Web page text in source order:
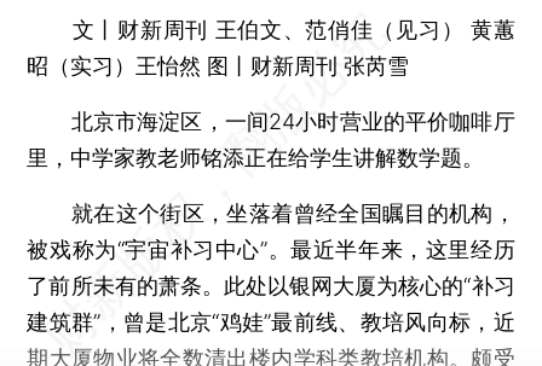
文丨财新周刊 王伯文、范俏佳（见习） 黄蕙
昭（实习）王怡然 图丨财新周刊 张芮雪
北京市海淀区，一间24小时营业的平价咖啡厅
里，中学家教老师铭添正在给学生讲解数学题。
就在这个街区，坐落着曾经全国瞩目的机构，
被戏称为“宇宙补习中心”。最近半年来，这里经历
了前所未有的萧条。此处以银网大厦为核心的“补习
建筑群”，曾是北京“鸡娃”最前线、教培风向标，近
期大厦物业将全数清出楼内学科类教培机构。颇受